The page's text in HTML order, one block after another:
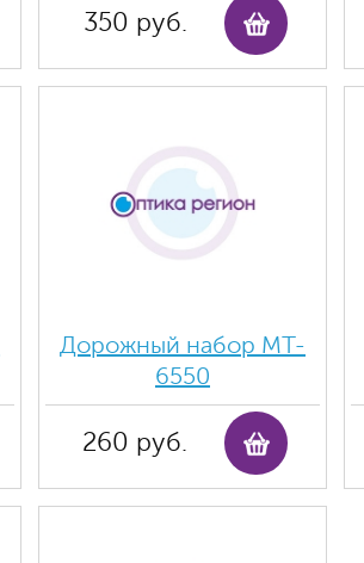
350 руб.
Дорожный набор MT-
6550
260 руб.